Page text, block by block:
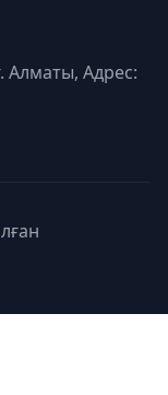
Алматы, Адрес: